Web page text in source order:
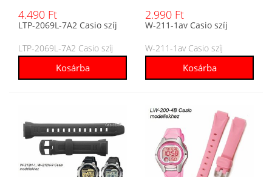
4.490 Ft
LTP-2069L-7A2 Casio szíj
LTP-2069L-7A2 Casio szíj
2.990 Ft
W-211-1av Casio szíj
W-211-1av Casio szíj